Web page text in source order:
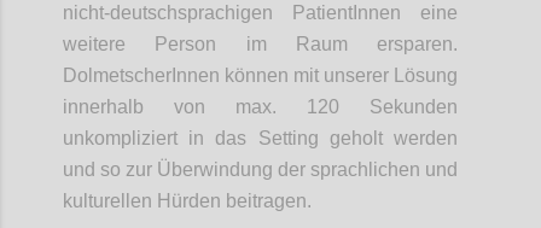
nicht-deutschsprachigen PatientInnen eine
weitere Person im Raum ersparen.
DolmetscherInnen können mit unserer Lösung
innerhalb von max. 120 Sekunden
unkompliziert in das Setting geholt werden
und so zur Überwindung der sprachlichen und
kulturellen Hürden beitragen.